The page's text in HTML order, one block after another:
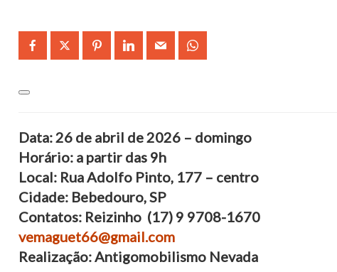
Data: 26 de abril de 2026 – domingo
Horário: a partir das 9h
Local: Rua Adolfo Pinto, 177 – centro
Cidade: Bebedouro, SP
Contatos: Reizinho (17) 9 9708-1670
vemaguet66@gmail.com
Realização: Antigomobilismo Nevada